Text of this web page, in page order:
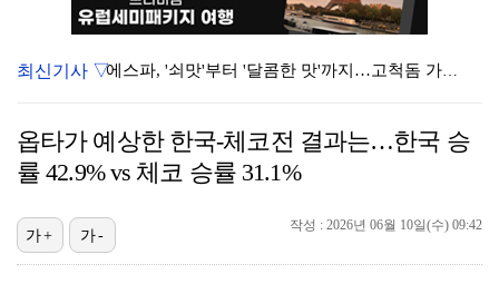
에스파, '쇠맛'부터 '달콤한 맛'까지…고척돔 가득 채…
'리그 2연패 정조준' 아스널, 뉴캐슬서 기마랑이스 영…
에스파 고척돔 공연에 반가운 얼굴…아이들 미연·트와이스…
최신기사 ▽
옵타가 예상한 한국-체코전 결과는…한국 승
률 42.9% vs 체코 승률 31.1%
작성 : 2026년 06월 10일(수) 09:42
가+ 가-